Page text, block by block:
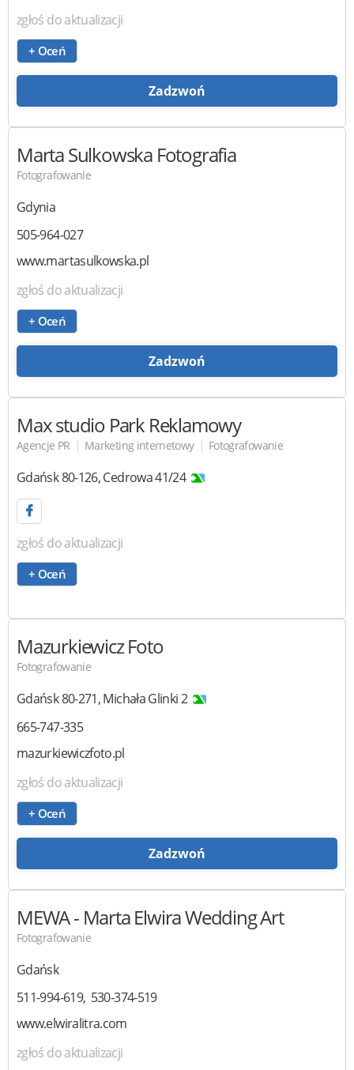
zgłoś do aktualizacji
+ Oceń
Zadzwoń
Marta Sulkowska Fotografia
Fotografowanie
Gdynia
505-964-027
www.martasulkowska.pl
zgłoś do aktualizacji
+ Oceń
Zadzwoń
Max studio Park Reklamowy
Agencje PR | Marketing internetowy | Fotografowanie
Gdańsk80-126,Cedrowa 41/24
zgłoś do aktualizacji
+ Oceń
Mazurkiewicz Foto
Fotografowanie
Gdańsk80-271,Michała Glinki 2
665-747-335
mazurkiewiczfoto.pl
zgłoś do aktualizacji
+ Oceń
Zadzwoń
MEWA- Marta Elwira Wedding Art
Fotografowanie
Gdańsk
511-994-619 530-374-519
www.elwiralitra.com
zgłoś do aktualizacji